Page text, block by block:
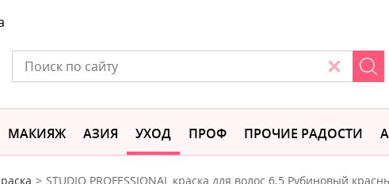
МАКИЯЖ АЗИЯ УХОД ПРОФ ПРОЧИЕ РАДОСТИ
STUDIO PROFESSIONAL краска для волос 6.5 Рубиновый